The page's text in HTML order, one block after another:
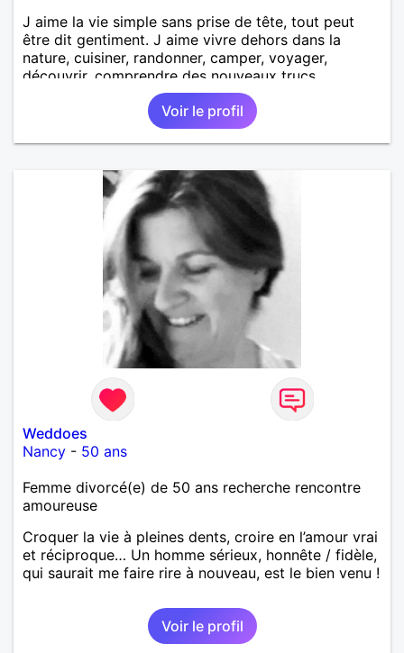
J aime la vie simple sans prise de tête, tout peut
être dit gentiment. J aime vivre dehors dans la
nature, cuisiner, randonner, camper, voyager,
découvrir, comprendre des nouveaux trucs
techniques et sur la vie des êtres vivants. J aime
danser, faire la fête. Je ne bois pratiquement pas d
alcool, je fume rarement, je ris souvent. Je cherche
un vrai amoureux pour continuer à profiter de la vie
en ai marre je veux partagé et rigoler
Voir le profil
Weddoes
Nancy - 50 ans
Femme divorcé(e) de 50 ans recherche rencontre
amoureuse
Croquer la vie à pleines dents, croire en l’amour vrai
et réciproque… Un homme sérieux, honnête / fidèle,
qui saurait me faire rire à nouveau, est le bien venu !
Voir le profil